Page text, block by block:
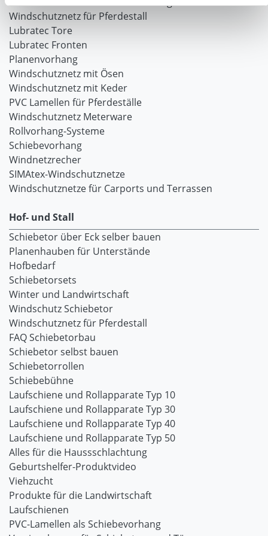
Windschutznetz für Pferdestall
Lubratec Tore
Lubratec Fronten
Planenvorhang
Windschutznetz mit Ösen
Windschutznetz mit Keder
PVC Lamellen für Pferdeställe
Windschutznetz Meterware
Rollvorhang-Systeme
Schiebevorhang
Windnetzrecher
SIMAtex-Windschutznetze
Windschutznetze für Carports und Terrassen
Hof- und Stall
Schiebetor über Eck selber bauen
Planenhauben für Unterstände
Hofbedarf
Schiebetorsets
Winter und Landwirtschaft
Windschutz Schiebetor
Windschutznetz für Pferdestall
FAQ Schiebetorbau
Schiebetor selbst bauen
Schiebetorrollen
Schiebebühne
Laufschiene und Rollapparate Typ 10
Laufschiene und Rollapparate Typ 30
Laufschiene und Rollapparate Typ 40
Laufschiene und Rollapparate Typ 50
Alles für die Haussschlachtung
Geburtshelfer-Produktvideo
Viehzucht
Produkte für die Landwirtschaft
Laufschienen
PVC-Lamellen als Schiebevorhang